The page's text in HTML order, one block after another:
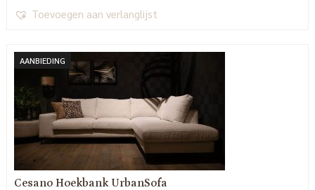
was:
is:
Toevoegen aan verlanglijst
AANBIEDING
Cesano Hoekbank UrbanSofa